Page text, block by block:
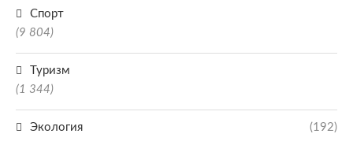
Спорт
(9 804)
Туризм
(1 344)
Экология (192)